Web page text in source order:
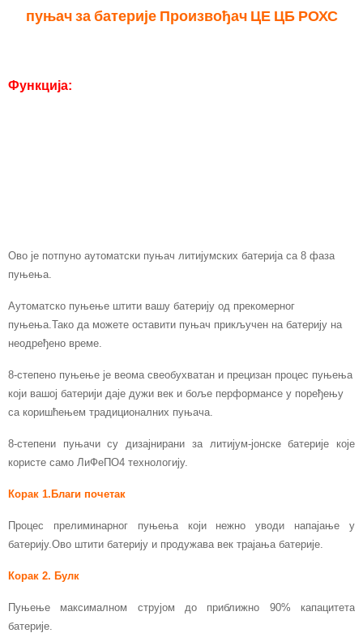
пуњач за батерије Произвођач ЦЕ ЦБ РОХС
Функција:
Ово је потпуно аутоматски пуњач литијумских батерија са 8 фаза
пуњења.
Аутоматско пуњење штити вашу батерију од прекомерног
пуњења.Тако да можете оставити пуњач прикључен на батерију на
неодређено време.
8-степено пуњење је веома свеобухватан и прецизан процес пуњења
који вашој батерији даје дужи век и боље перформансе у поређењу
са коришћењем традиционалних пуњача.
8-степени пуњачи су дизајнирани за литијум-јонске батерије које
користе само ЛиФеПО4 технологију.
Корак 1.Благи почетак
Процес прелиминарног пуњења који нежно уводи напајање у
батерију.Ово штити батерију и продужава век трајања батерије.
Корак 2. Булк
Пуњење максималном струјом до приближно 90% капацитета
батерије.